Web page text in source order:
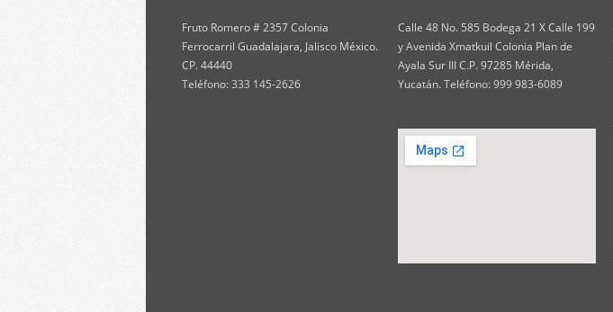
Fruto Romero # 2357 Colonia
Ferrocarril Guadalajara, Jalisco México.
CP. 44440
Teléfono: 333 145-2626
Calle 48 No. 585 Bodega 21 X Calle 199
y Avenida Xmatkuil Colonia Plan de
Ayala Sur III C.P. 97285 Mérida,
Yucatán. Teléfono: 999 983-6089